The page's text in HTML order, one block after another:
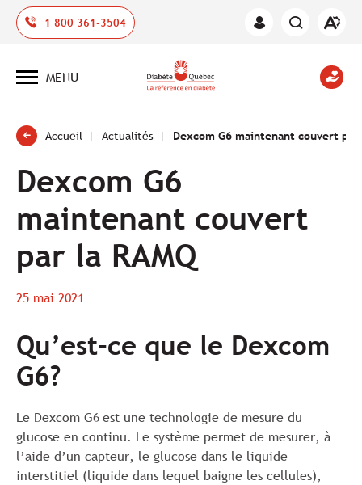
1 800 361-3504
Espace
Ouvrir
Ouvrir
site
MENU
Accueil Actualités Dexcom G6 maintenant couvert par
Dexcom G6
maintenant couvert
par la RAMQ
25 mai 2021
Qu’est-ce que le Dexcom
G6?
Le Dexcom G6est une technologie de mesure du
glucose en continu. Le système permet de mesurer, à
l’aide d’un capteur, le glucose dans le liquide
interstitiel (liquide dans lequel baigne les cellules),